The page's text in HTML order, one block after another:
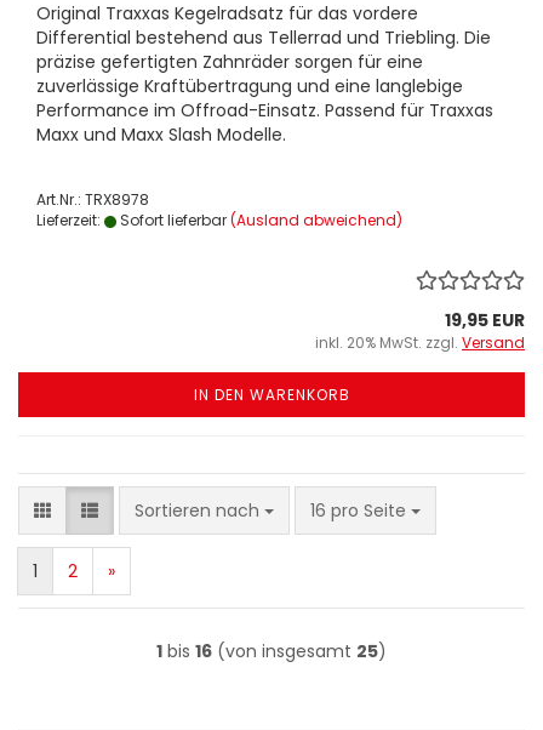
Original Traxxas Kegelradsatz für das vordere
Differential bestehend aus Tellerrad und Triebling. Die
präzise gefertigten Zahnräder sorgen für eine
zuverlässige Kraftübertragung und eine langlebige
Performance im Offroad-Einsatz. Passend für Traxxas
Maxx und Maxx Slash Modelle.
Art.Nr.: TRX8978
Lieferzeit:
Sofort lieferbar(Ausland abweichend)
19,95 EUR
inkl. 20% MwSt. zzgl. Versand
IN DEN WARENKORB
Sortieren nach
Sortieren nach 16 pro Seite
pro Seite
1 2 »
1 bis 16 (von insgesamt 25)